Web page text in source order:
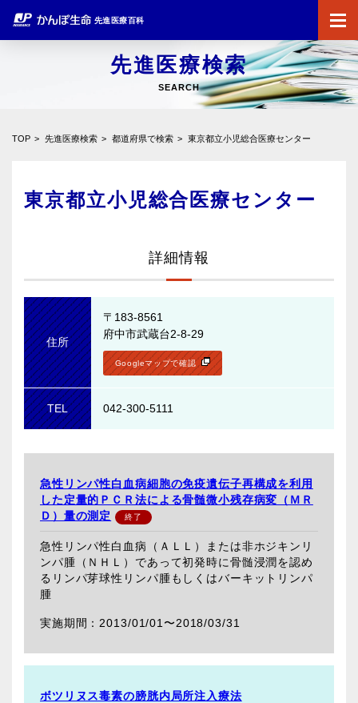
先進医療百科
先進医療検索
SEARCH
TOP 先進医療検索 都道府県で検索 東京都立小児総合医療センター
東京都立小児総合医療センター
詳細情報
住所
〒183-8561
府中市武蔵台2-8-29
Googleマップで確認
TEL 042-300-5111
急性リンパ性白血病細胞の免疫遺伝子再構成を利用
した定量的ＰＣＲ法による骨髄微小残存病変（ＭＲ
Ｄ）量の測定
急性リンパ性白血病（ＡＬＬ）または非ホジキンリ
ンパ腫（ＮＨＬ）であって初発時に骨髄浸潤を認め
るリンパ芽球性リンパ腫もしくはバーキットリンパ
腫
2013/01/01〜2018/03/31
ボツリヌス毒素の膀胱内局所注入療法